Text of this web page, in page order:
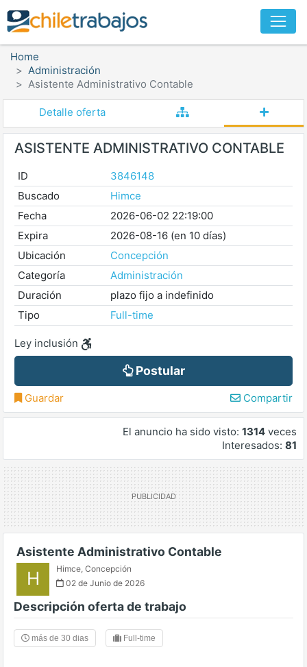
Home
Administración
Asistente Administrativo Contable
Detalle oferta
ASISTENTE ADMINISTRATIVO CONTABLE
ID
3846148
Buscado
Himce
Fecha
2026-06-02 22:19:00
Expira
2026-08-16 (en 10 días)
Ubicación
Concepción
Categoría
Administración
Duración
plazo fijo a indefinido
Tipo
Full-time
Ley inclusión
Postular
Guardar Compartir
El anuncio ha sido visto: 1314 veces
Interesados: 81
Asistente Administrativo Contable
H Himce, Concepción
02 de Junio de 2026
Descripción oferta de trabajo
más de 30 dias Full-time